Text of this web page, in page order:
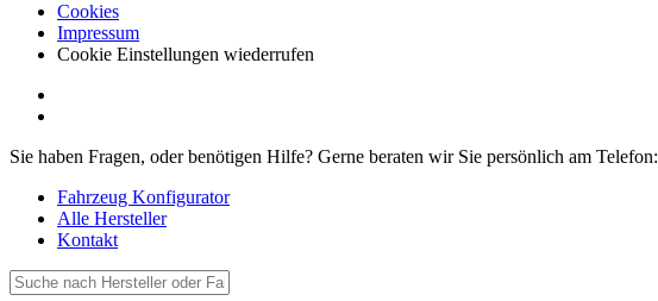
Cookies
Impressum
Cookie Einstellungen wiederrufen
Sie haben Fragen, oder benötigen Hilfe? Gerne beraten wir Sie persönlich am Telefon:
Fahrzeug Konfigurator
Alle Hersteller
Kontakt